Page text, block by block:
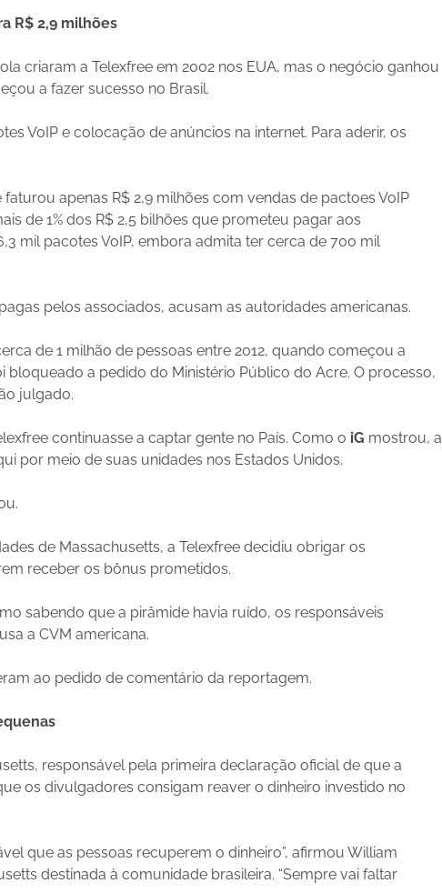
R$ 2,9 milhões
criaram a Telexfree em 2002 nos EUA, mas o negócio ganhou
a fazer sucesso no Brasil.
VoIP e colocação de anúncios na internet. Para aderir, os
apenas R$ 2,9 milhões com vendas de pactoes VoIP
de 1% dos R$ 2,5 bilhões que prometeu pagar aos
mil pacotes VoIP, embora admita ter cerca de 700 mil
pelos associados, acusam as autoridades americanas.
de 1 milhão de pessoas entre 2012, quando começou a
bloqueado a pedido do Ministério Público do Acre. O processo,
julgado.
continuasse a captar gente no País. Como o iG mostrou, a
por meio de suas unidades nos Estados Unidos.
de Massachusetts, a Telexfree decidiu obrigar os
receber os bônus prometidos.
sabendo que a pirâmide havia ruído, os responsáveis
a CVM americana.
ao pedido de comentário da reportagem.
responsável pela primeira declaração oficial de que a
os divulgadores consigam reaver o dinheiro investido no
que as pessoas recuperem o dinheiro”, afirmou William
destinada à comunidade brasileira. “Sempre vai faltar